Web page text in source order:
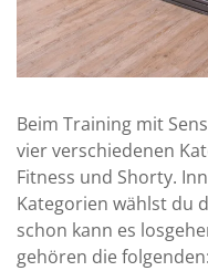
Beim Training mit
vier verschiedenen
Fitness und Shorty.
Kategorien wählst du
schon kann es
gehören die folgenden: